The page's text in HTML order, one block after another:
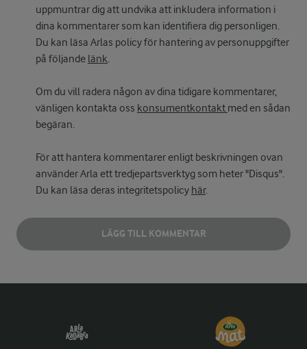
uppmuntrar dig att undvika att inkludera information i
dina kommentarer som kan identifiera dig personligen.
Du kan läsa Arlas policy för hantering av personuppgifter
på följande länk.
Om du vill radera någon av dina tidigare kommentarer,
vänligen kontakta oss konsumentkontakt med en sådan
begäran.
För att hantera kommentarer enligt beskrivningen ovan
använder Arla ett tredjepartsverktyg som heter "Disqus".
Du kan läsa deras integritetspolicy här.
LÄGG TILL KOMMENTAR